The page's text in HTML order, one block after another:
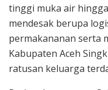
tinggi muka air
mendesak berupa
permakananan serta
Kabupaten Aceh
ratusan keluarga